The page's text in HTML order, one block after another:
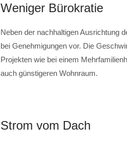
Weniger Bürokratie
Neben der nachhaltigen Ausrichtung
bei Genehmigungen vor. Die
Projekten wie bei einem
auch günstigeren Wohnraum.
Strom vom Dach